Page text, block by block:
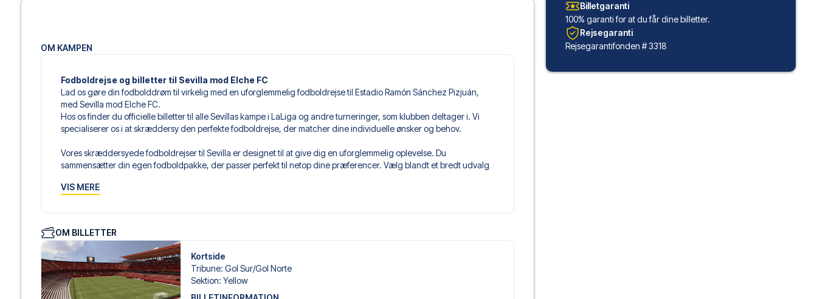
OM KAMPEN
Fodboldrejse og billetter til Sevilla mod Elche FC
Lad os gøre din fodbolddrøm til virkelig med en uforglemmelig fodboldrejse til Estadio Ramón Sánchez Pizjuán,
med Sevilla mod Elche FC.
Hos os finder du officielle billetter til alle Sevillas kampe i LaLiga og andre turneringer, som klubben deltager i. Vi
specialiserer os i at skræddersy den perfekte fodboldrejse, der matcher dine individuelle ønsker og behov.
Vores skræddersyede fodboldrejser til Sevilla er designet til at give dig en uforglemmelig oplevelse. Du
sammensætter din egen fodboldpakke, der passer perfekt til netop dine præferencer. Vælg blandt et bredt udvalg
det er en hospitality-billet. En hospitality-billet, er en billet, hvor der er mere inkluderet end selve billetten. Det kan
du vælger billettypen, og på dine rejsedokumenter.
Vi tilbyder et bredt udvalg af håndplukkede hoteller i Sevilla, der passer til enhver smag og ethvert budget. Fra
luksuriøse 5-stjernede hoteller til charmerende boutiquehoteller og prisvenlige alternativer – vi har noget for
enhver rejsende. Vi tager højde for beliggenhed, komfort og pris. Det eneste du skal gøre er at vælge det hotel der
VIS MERE
OM BILLETTER
Kortside
Tribune: Gol Sur/​Gol Norte
Sektion: Yellow
Billetgaranti
100% garanti for at du får dine billetter.
Rejsegaranti
Rejsegarantifonden # 3318